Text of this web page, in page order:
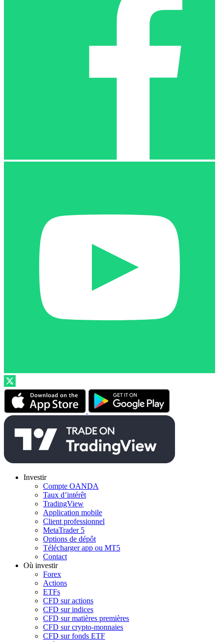
Investir
Compte OANDA
Taux d’intérêt
TradingView
Application mobile
Client professionnel
MetaTrader 5
Options de dépôt
Télécharger app ou MT5
Contact
Où investir
Forex
Actions
ETFs
CFD sur actions
CFD sur indices
CFD sur matières premières
CFD sur crypto-monnaies
CFD sur fonds ETF